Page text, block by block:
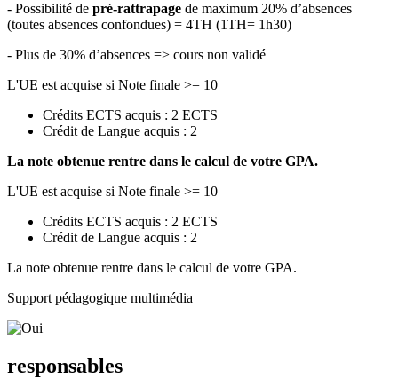
- Possibilité de pré-rattrapage de maximum 20% d’absences
(toutes absences confondues) = 4TH (1TH= 1h30)
- Plus de 30% d’absences => cours non validé
L'UE est acquise si Note finale >= 10
Crédits ECTS acquis : 2 ECTS
Crédit de Langue acquis : 2
La note obtenue rentre dans le calcul de votre GPA.
L'UE est acquise si Note finale >= 10
Crédits ECTS acquis : 2 ECTS
Crédit de Langue acquis : 2
La note obtenue rentre dans le calcul de votre GPA.
Support pédagogique multimédia
responsables